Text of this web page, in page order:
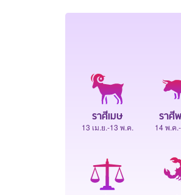
ราศีเมษ
13 เม.ย.-13 พ.ค.
ราศี
14 พ.ค